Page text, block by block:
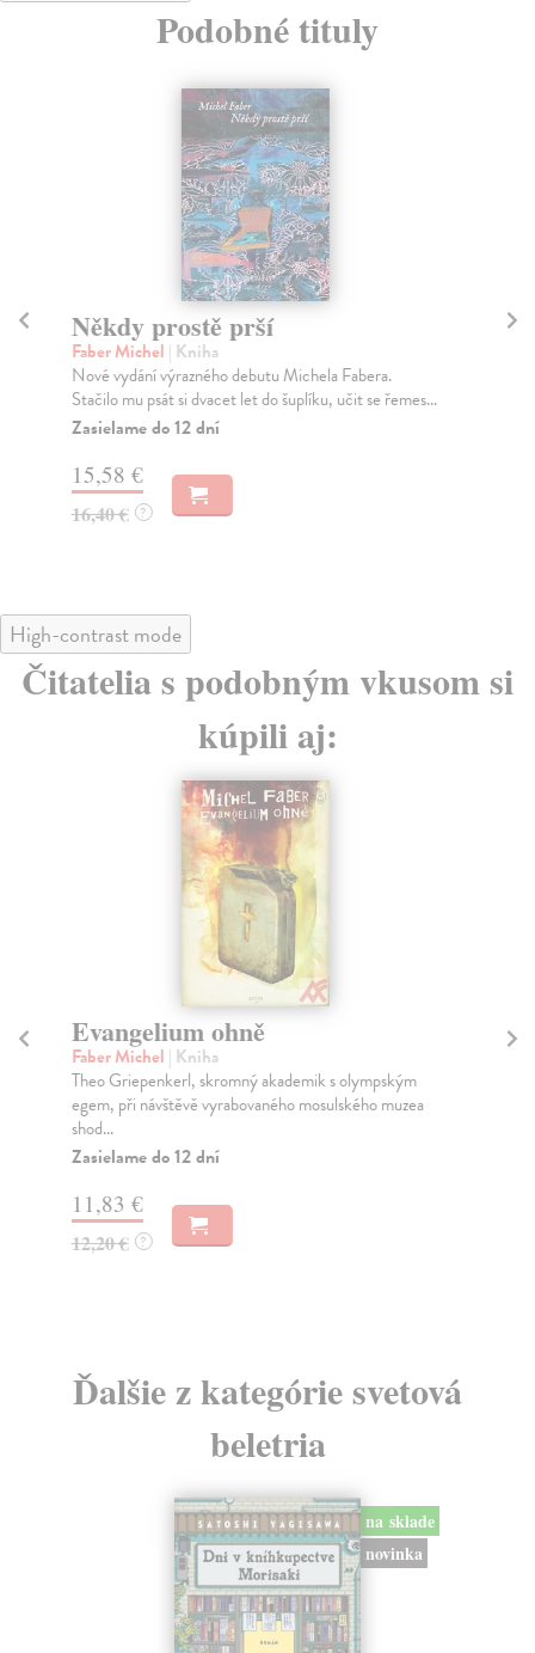
Podobné tituly
Někdy prostě prší
Faber Michel | Kniha
Nové vydání výrazného debutu Michela Fabera.
Stačilo mu psát si dvacet let do šuplíku, učit se řemes...
Zasielame do 12 dní
15,58 €
16,40 € ?
High-contrast mode
Čitatelia s podobným vkusom si
kúpili aj:
Evangelium ohně
Faber Michel | Kniha
Theo Griepenkerl, skromný akademik s olympským
egem, při návštěvě vyrabovaného mosulského muzea
shod...
Zasielame do 12 dní
11,83 €
12,20 € ?
Ďalšie z kategórie svetová
beletria
na sklade
novinka